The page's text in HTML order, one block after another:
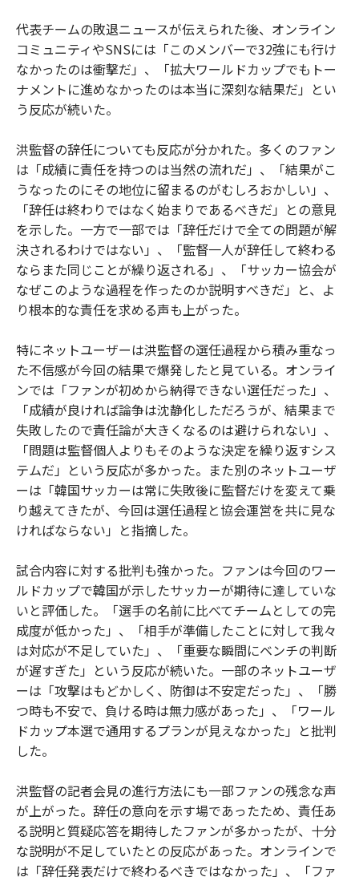
代表チームの敗退ニュースが伝えられた後、オンライン
コミュニティやSNSには「このメンバーで32強にも行け
なかったのは衝撃だ」、「拡大ワールドカップでもトー
ナメントに進めなかったのは本当に深刻な結果だ」とい
う反応が続いた。
洪監督の辞任についても反応が分かれた。多くのファン
は「成績に責任を持つのは当然の流れだ」、「結果がこ
うなったのにその地位に留まるのがむしろおかしい」、
「辞任は終わりではなく始まりであるべきだ」との意見
を示した。一方で一部では「辞任だけで全ての問題が解
決されるわけではない」、「監督一人が辞任して終わる
ならまた同じことが繰り返される」、「サッカー協会が
なぜこのような過程を作ったのか説明すべきだ」と、よ
り根本的な責任を求める声も上がった。
特にネットユーザーは洪監督の選任過程から積み重なっ
た不信感が今回の結果で爆発したと見ている。オンライ
ンでは「ファンが初めから納得できない選任だった」、
「成績が良ければ論争は沈静化しただろうが、結果まで
失敗したので責任論が大きくなるのは避けられない」、
「問題は監督個人よりもそのような決定を繰り返すシス
テムだ」という反応が多かった。また別のネットユーザ
ーは「韓国サッカーは常に失敗後に監督だけを変えて乗
り越えてきたが、今回は選任過程と協会運営を共に見な
ければならない」と指摘した。
試合内容に対する批判も強かった。ファンは今回のワー
ルドカップで韓国が示したサッカーが期待に達していな
いと評価した。「選手の名前に比べてチームとしての完
成度が低かった」、「相手が準備したことに対して我々
は対応が不足していた」、「重要な瞬間にベンチの判断
が遅すぎた」という反応が続いた。一部のネットユーザ
ーは「攻撃はもどかしく、防御は不安定だった」、「勝
つ時も不安で、負ける時は無力感があった」、「ワール
ドカップ本選で通用するプランが見えなかった」と批判
した。
洪監督の記者会見の進行方法にも一部ファンの残念な声
が上がった。辞任の意向を示す場であったため、責任あ
る説明と質疑応答を期待したファンが多かったが、十分
な説明が不足していたとの反応があった。オンラインで
は「辞任発表だけで終わるべきではなかった」、「ファ